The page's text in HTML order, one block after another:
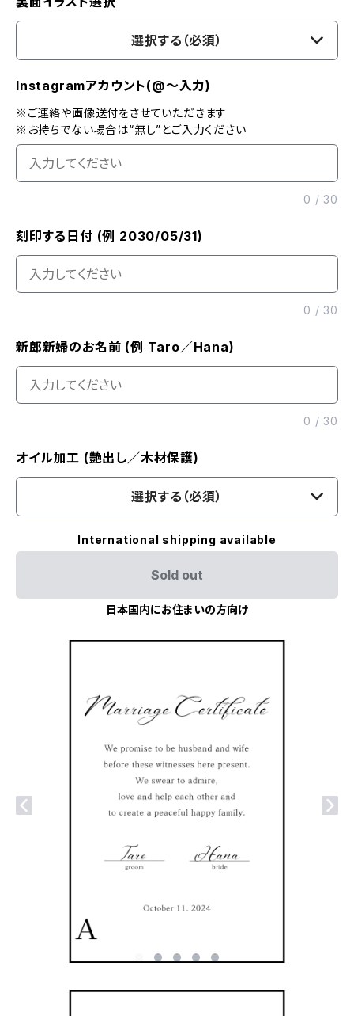
選択する（必須）
Instagramアカウント(@〜入力)
※ご連絡や画像送付をさせていただきます
※お持ちでない場合は“無し”とご入力ください
0 /30
刻印する日付 (例 2030/05/31)
0 /30
新郎新婦のお名前 (例 Taro／Hana)
0 /30
オイル加工 (艶出し／木材保護)
選択する（必須）
International shipping available
Sold out
日本国内にお住まいの方向け